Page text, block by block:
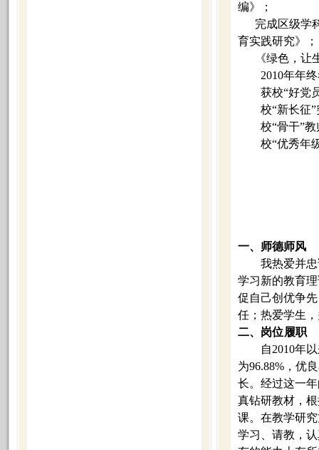
编》；
完成区级学
育实践研究》；
《绿色，
2010年年
获校“好党
校“新长征
校“骨干”
校“优秀年
一、师德师风
我热爱并
学习新的教育
促自己创优争
任；热爱学生
二、岗位履职
自2010年
为96.88% ，优
长。经过这一
真钻研教材，
课。在教学研
学习、请教，